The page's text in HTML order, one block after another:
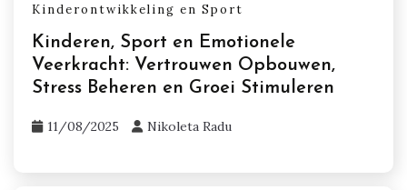
Kinderontwikkeling en Sport
Kinderen, Sport en Emotionele
Veerkracht: Vertrouwen Opbouwen,
Stress Beheren en Groei Stimuleren
11/08/2025 Nikoleta Radu